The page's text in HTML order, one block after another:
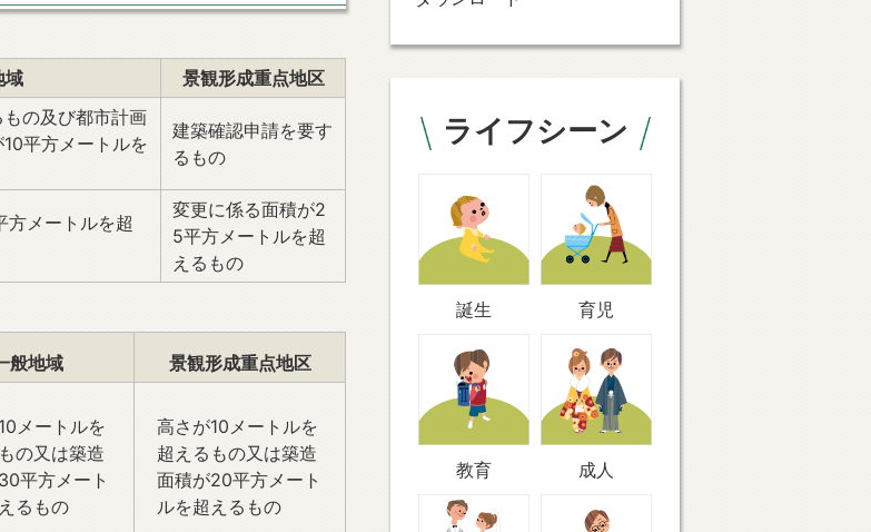
域 景観形成重点地区
の及び都市計画
平方メートルを
建築確認申請を要す
るもの
方メートルを超
変更に係る面積が2
5平方メートルを超
えるもの
般地域 景観形成重点地区
メートルを
の又は築造
平方メート
るもの
高さが10メートルを
超えるもの又は築造
面積が20平方メート
ルを超えるもの
ライフシーン
誕生 育児
教育 成人